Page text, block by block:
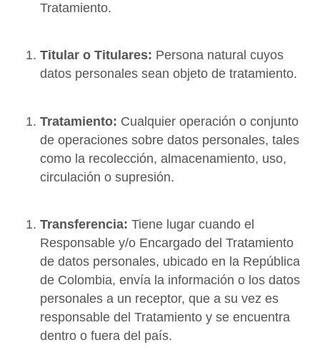
Tratamiento.
Titular o Titulares: Persona natural cuyos
datos personales sean objeto de tratamiento.
Tratamiento: Cualquier operación o conjunto
de operaciones sobre datos personales, tales
como la recolección, almacenamiento, uso,
circulación o supresión.
Transferencia: Tiene lugar cuando el
Responsable y/o Encargado del Tratamiento
de datos personales, ubicado en la República
de Colombia, envía la información o los datos
personales a un receptor, que a su vez es
responsable del Tratamiento y se encuentra
dentro o fuera del país.